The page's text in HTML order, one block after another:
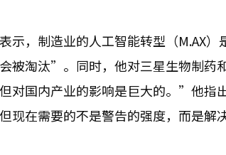
示，制造业的人工智能转型（
被淘汰”。同时，他对三星生物制
对国内产业的影响是巨大的。”他
在需要的不是警告的强度，而是解